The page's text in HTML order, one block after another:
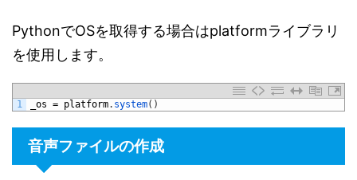
PythonでOSを取得する場合はplatformライブラリ
を使用します。
1 _os = platform. system( )
音声ファイルの作成